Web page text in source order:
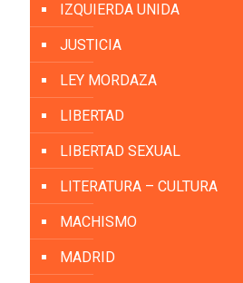
IZQUIERDA UNIDA
JUSTICIA
LEY MORDAZA
LIBERTAD
LIBERTAD SEXUAL
LITERATURA – CULTURA
MACHISMO
MADRID